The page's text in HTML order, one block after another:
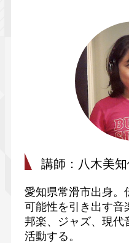
講師：八木美
愛知県常滑市出身。
可能性を引き出す音
邦楽、ジャズ、現代
活動する。